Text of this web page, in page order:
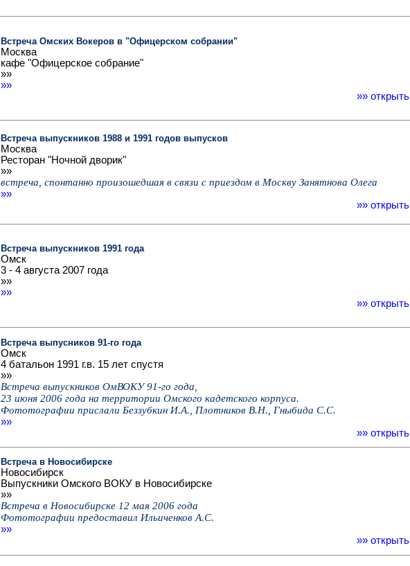
Встреча Омских Вокеров в "Офицерском собрании"
Москва
кафе "Офицерское собрание"
»»
»»
»» открыть
Встреча выпускников 1988 и 1991 годов выпусков
Москва
Ресторан "Ночной дворик"
»»
встреча, спонтанно произошедшая в связи с приездом в Москву Занятнова Олега
»»
»» открыть
Встреча выпускников 1991 года
Омск
3 - 4 августа 2007 года
»»
»»
»» открыть
Встреча выпусников 91-го года
Омск
4 батальон 1991 г.в. 15 лет спустя
»»
Встреча выпускников ОмВОКУ 91-го года,
23 июня 2006 года на территории Омского кадетского корпуса.
Фототографии прислали Беззубкин И.А., Плотников В.Н., Гныбида С.С.
»»
»» открыть
Встреча в Новосибирске
Новосибирск
Выпускники Омского ВОКУ в Новосибирске
»»
Встреча в Новосибирске 12 мая 2006 года
Фототографии предоставил Ильиченков А.С.
»»
»» открыть